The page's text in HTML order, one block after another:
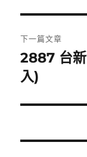
覽
篇
文
章:
下一篇文章
下
一
文
2887 台
入)